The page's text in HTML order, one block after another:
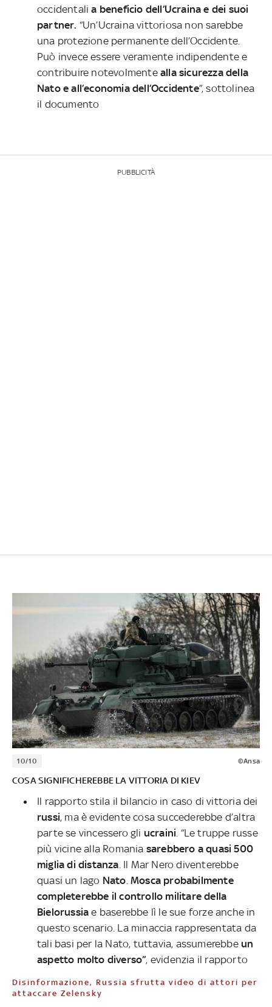
occidentalia beneficio dell’Ucraina e dei suoi
partner. “Un’Ucraina vittoriosa non sarebbe
una protezione permanente dell’Occidente.
Può invece essere veramente indipendente e
contribuire notevolmentealla sicurezza della
Nato e all’economia dell’Occidente”, sottolinea
il documento
PUBBLICITÀ
10/10 ©Ansa
COSA SIGNIFICHEREBBE LA VITTORIA DI KIEV
Il rapporto stila il bilancio in caso di vittoria dei
russi, ma è evidente cosa succederebbe d’altra
parte se vincessero gli ucraini . “Le truppe russe
più vicine alla Romania sarebbero a quasi 500
miglia di distanza . Il Mar Nero diventerebbe
quasi un lago Nato .Mosca probabilmente
completerebbe il controllo militare della
Bielorussiae baserebbe lì le sue forze anche in
questo scenario. La minaccia rappresentata da
tali basi per la Nato, tuttavia, assumerebbeun
aspetto molto diverso”, evidenzia il rapporto
Disinformazione, Russia sfrutta video di attori per
attaccare Zelensky